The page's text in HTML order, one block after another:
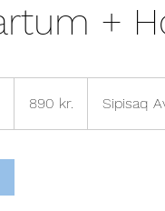
+
t
kroner890 kr. Sipisaq